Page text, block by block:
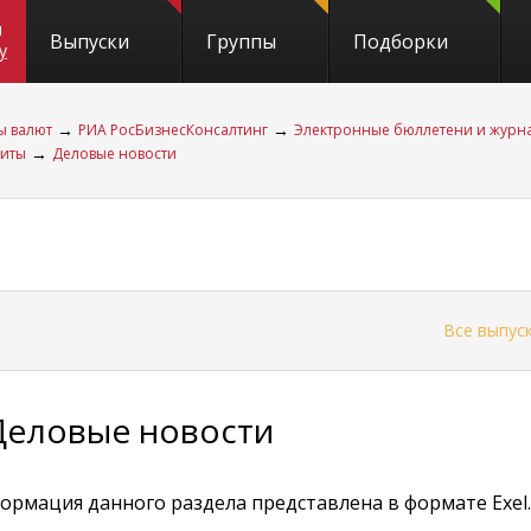
Выпуски Группы Подборки
валют → РИА РосБизнесКонсалтинг → Электронные бюллетени и
→ Деловые новости
Все
новости
данного раздела представлена в формате Exel.